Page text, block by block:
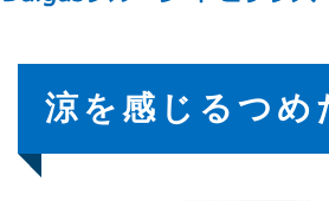
涼を感じるつめ